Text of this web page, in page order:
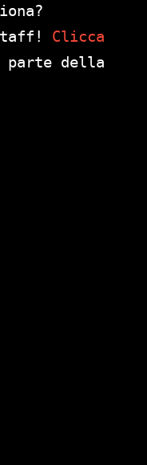
Clicca
parte della